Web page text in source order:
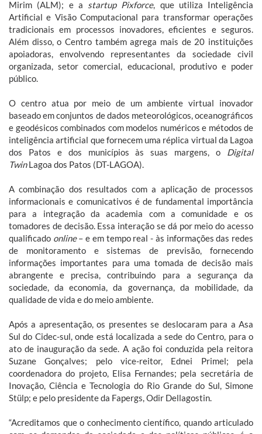
Mirim (ALM); e a startup Pixforce, que utiliza Inteligência
Artificial e Visão Computacional para transformar operações
tradicionais em processos inovadores, eficientes e seguros.
Além disso, o Centro também agrega mais de 20 instituições
apoiadoras, envolvendo representantes da sociedade civil
organizada, setor comercial, educacional, produtivo e poder
público.
O centro atua por meio de um ambiente virtual inovador
baseado em conjuntos de dados meteorológicos, oceanográficos
e geodésicos combinados com modelos numéricos e métodos de
inteligência artificial que fornecem uma réplica virtual da Lagoa
dos Patos e dos municípios às suas margens, o Digital
TwinLagoa dos Patos (DT-LAGOA).
A combinação dos resultados com a aplicação de processos
informacionais e comunicativos é de fundamental importância
para a integração da academia com a comunidade e os
tomadores de decisão. Essa interação se dá por meio do acesso
qualificado online– e em tempo real - às informações das redes
de monitoramento e sistemas de previsão, fornecendo
informações importantes para uma tomada de decisão mais
abrangente e precisa, contribuindo para a segurança da
sociedade, da economia, da governança, da mobilidade, da
qualidade de vida e do meio ambiente.
Após a apresentação, os presentes se deslocaram para a Asa
Sul do Cidec-sul, onde está localizada a sede do Centro, para o
ato de inauguração da sede. A ação foi conduzida pela reitora
Suzane Gonçalves; pelo vice-reitor, Ednei Primel; pela
coordenadora do projeto, Elisa Fernandes; pela secretária de
Inovação, Ciência e Tecnologia do Rio Grande do Sul, Simone
Stülp; e pelo presidente da Fapergs, Odir Dellagostin.
“Acreditamos que o conhecimento científico, quando articulado